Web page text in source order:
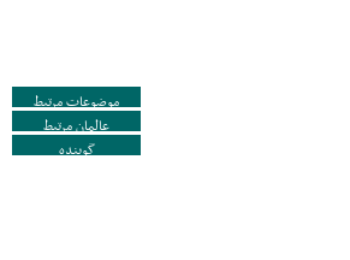
موضوعات مرتبط
عالمان مرتبط
گوینده